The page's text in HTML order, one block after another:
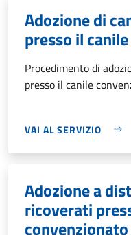
Adozione di
presso il
Procedimento di
presso il canile
VAI AL SERVIZIO
Adozione a
ricoverati
convenzionato